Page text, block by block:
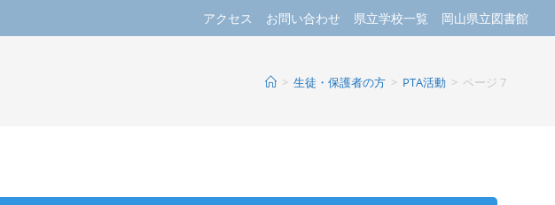
アクセス お問い合わせ 県立学校一覧 岡山県立図書館
> 生徒・保護者の方 > PTA活動 > ページ 7